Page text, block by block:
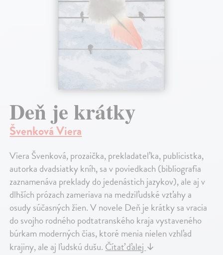
Deň je krátky
Švenková Viera
Viera Švenková, prozaička, prekladateľka, publicistka,
autorka dvadsiatky kníh, sa v poviedkach (bibliografia
zaznamenáva preklady do jedenástich jazykov), ale aj v
dlhších prózach zameriava na medziľudské vzťahy a
osudy súčasných žien. V novele Deň je krátky sa vracia
do svojho rodného podtatranského kraja vystaveného
búrkam moderných čias, ktoré menia nielen vzhľad
krajiny, ale aj ľudskú dušu.Čítať ďalej↓